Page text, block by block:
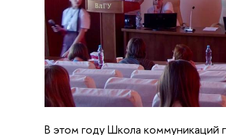
В этом году Школа коммуникаций